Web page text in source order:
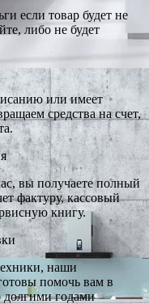
если товар будет не
либо не будет
или имеет
средства на счет,
вы получаете полный
фактуру, кассовый
книгу.
наши
помочь вам в
долгими годами